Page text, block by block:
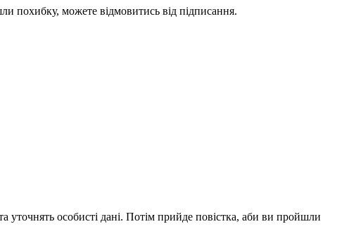
похибку, можете відмовитись від підписання.
уточнять особисті дані. Потім прийде повістка, аби ви пройшли